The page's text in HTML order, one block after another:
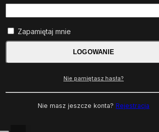
Zapamiętaj mnie
LOGOWANIE
Nie pamiętasz hasła?
Nie masz jeszcze konta? Rejestracja